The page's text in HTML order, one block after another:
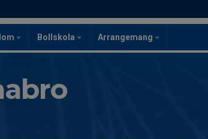
Bollskola Arrangemang